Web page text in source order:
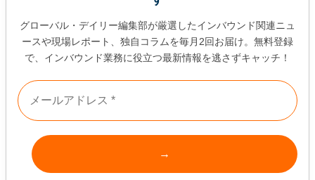
グローバル・デイリー編集部が厳選したインバウンド関連ニュ
ースや現場レポート、独自コラムを毎月2回お届け。無料登録
で、インバウンド業務に役立つ最新情報を逃さずキャッチ！